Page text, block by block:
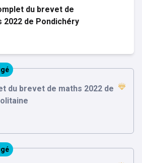
du brevet de
2022 de Pondichéry
du brevet de maths 2022 de